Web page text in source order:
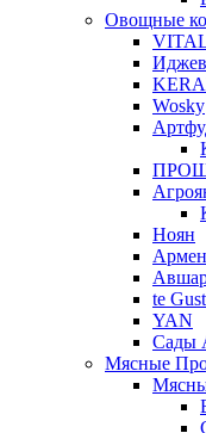
Овощные
Wosky
Ноян
te
YAN
Сады
Мясные